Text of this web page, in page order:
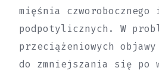
mięśnia
podpotylicznych. W
przeciążeniowych
do zmniejszania się po